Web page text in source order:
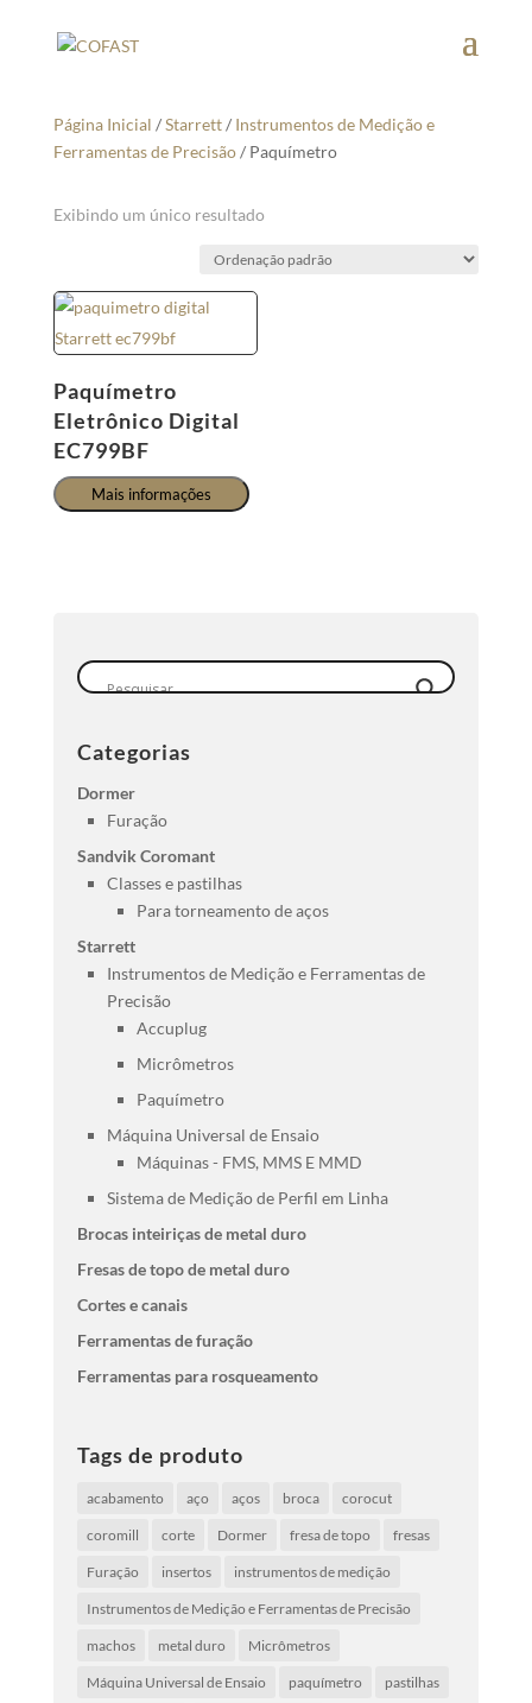
Página Inicial /Starrett/ Instrumentos de Medição e
Ferramentas de Precisão/ Paquímetro
Exibindo um único resultado
Paquímetro
Eletrônico Digital
EC799BF
Mais informações
Categorias
Dormer
Furação
Sandvik Coromant
Classes e pastilhas
Para torneamento de aços
Starrett
Instrumentos de Medição e Ferramentas de
Precisão
Accuplug
Micrômetros
Paquímetro
Máquina Universal de Ensaio
Máquinas - FMS, MMS E MMD
Sistema de Medição de Perfil em Linha
Brocas inteiriças de metal duro
Fresas de topo de metal duro
Cortes e canais
Ferramentas de furação
Ferramentas para rosqueamento
Tags de produto
acabamento aço aços broca corocut
coromill corte Dormer fresa de topo fresas
Furação insertos instrumentos de medição
Instrumentos de Medição e Ferramentas de Precisão
machos metal duro Micrômetros
Máquina Universal de Ensaio paquímetro pastilhas